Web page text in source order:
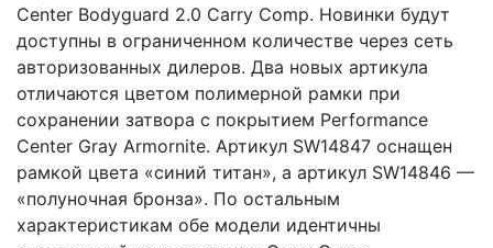
Center Bodyguard 2.0 Carry Comp. Новинки будут
доступны в ограниченном количестве через сеть
авторизованных дилеров. Два новых артикула
отличаются цветом полимерной рамки при
сохранении затвора с покрытием Performance
Center Gray Armornite. Артикул SW14847 оснащен
рамкой цвета «синий титан», а артикул SW14846 —
«полуночная бронза». По остальным
характеристикам обе модели идентичны